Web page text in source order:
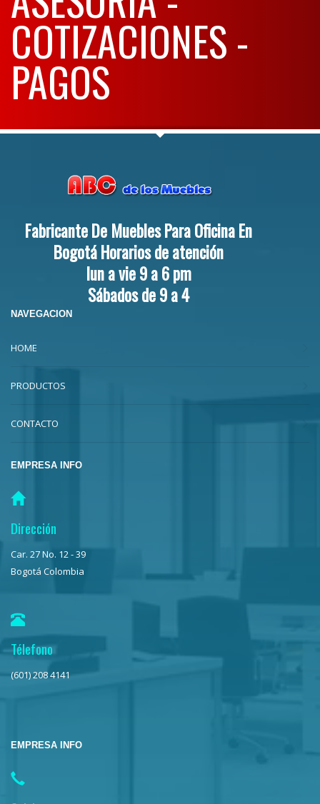
COTIZACIONES -
PAGOS
Fabricante De Muebles Para Oficina En
Bogotá Horarios de atención
lun a vie 9 a 6 pm
Sábados de 9 a 4
NAVEGACION
HOME
PRODUCTOS
CONTACTO
EMPRESA INFO
Dirección
Car. 27 No. 12 - 39
Bogotá Colombia
Télefono
(601) 208 4141
EMPRESA INFO